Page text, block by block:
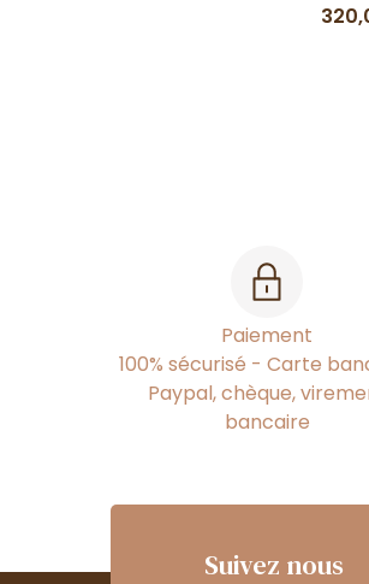
Paiement
100% sécurisé - Carte
Paypal, chèque,
bancaire
Suivez nous